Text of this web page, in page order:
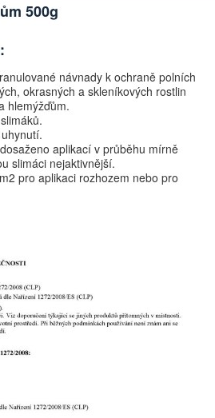
500g
návnady k ochraně polních
okrasných a skleníkových rostlin
hlemýžďům.
aplikací v průběhu mírně
slimáci nejaktivnější.
pro aplikaci rozhozem nebo pro